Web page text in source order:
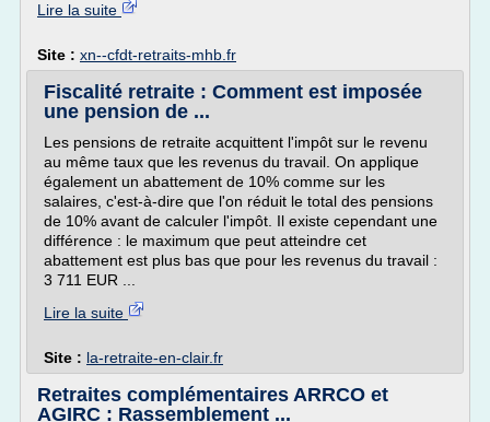
Lire la suite
Site : xn--cfdt-retraits-mhb.fr
Fiscalité retraite : Comment est imposée
une pension de ...
Les pensions de retraite acquittent l'impôt sur le revenu
au même taux que les revenus du travail. On applique
également un abattement de 10% comme sur les
salaires, c'est-à-dire que l'on réduit le total des pensions
de 10% avant de calculer l'impôt. Il existe cependant une
différence : le maximum que peut atteindre cet
abattement est plus bas que pour les revenus du travail :
3 711 EUR ...
Lire la suite
Site : la-retraite-en-clair.fr
Retraites complémentaires ARRCO et
AGIRC : Rassemblement ...